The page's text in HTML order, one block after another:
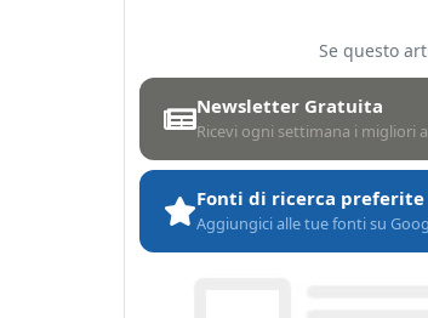
Se questo
Newsletter Gratuita
Ricevi ogni settimana i migliori
Fonti di ricerca preferite
Aggiungici alle tue fonti su